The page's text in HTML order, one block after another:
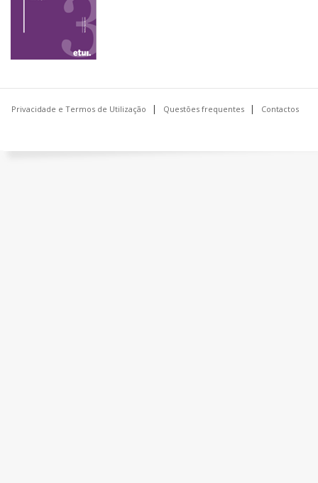
Privacidade e Termos de Utilização Questões frequentes Contactos